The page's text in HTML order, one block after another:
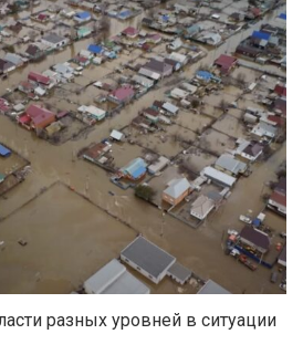
разных уровней в ситуации